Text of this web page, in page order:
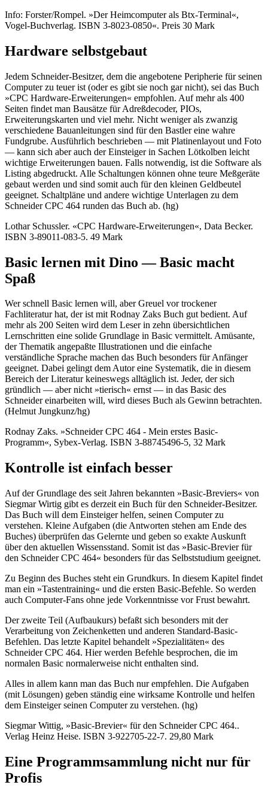
Info: Forster/Rompel. »Der Heimcomputer als Btx-Terminal«,
Vogel-Buchverlag. ISBN 3-8023-0850«. Preis 30 Mark
Hardware selbstgebaut
Jedem Schneider-Besitzer, dem die angebotene Peripherie für seinen
Computer zu teuer ist (oder es gibt sie noch gar nicht), sei das Buch
»CPC Hardware-Erweiterungen« empfohlen. Auf mehr als 400
Seiten findet man Bausätze für Adreßdecoder, PIOs,
Erweiterungskarten und viel mehr. Nicht weniger als zwanzig
verschiedene Bauanleitungen sind für den Bastler eine wahre
Fundgrube. Ausführlich beschrieben — mit Platinenlayout und Foto
— kann sich aber auch der Einsteiger in Sachen Lötkolben leicht
wichtige Erweiterungen bauen. Falls notwendig, ist die Software als
Listing abgedruckt. Alle Schaltungen können ohne teure Meßgeräte
gebaut werden und sind somit auch für den kleinen Geldbeutel
geeignet. Schaltpläne und andere wichtige Unterlagen zu dem
Schneider CPC 464 runden das Buch ab. (hg)
Lothar Schussler. «CPC Hardware-Erweiterungen«, Data Becker.
ISBN 3-89011-083-5. 49 Mark
Basic lernen mit Dino — Basic macht
Spaß
Wer schnell Basic lernen will, aber Greuel vor trockener
Fachliteratur hat, der ist mit Rodnay Zaks Buch gut bedient. Auf
mehr als 200 Seiten wird dem Leser in zehn übersichtlichen
Lernschritten eine solide Grundlage in Basic vermittelt. Amüsante,
der Thematik angepaßte Illustrationen und die einfache
verständliche Sprache machen das Buch besonders für Anfänger
geeignet. Dabei gelingt dem Autor eine Systematik, die in diesem
Bereich der Literatur keineswegs alltäglich ist. Jeder, der sich
gründlich — aber nicht »tierisch« ernst — in das Basic des
Schneider einarbeiten will, wird dieses Buch als Gewinn betrachten.
(Helmut Jungkunz/hg)
Rodnay Zaks. »Schneider CPC 464 - Mein erstes Basic-
Programm«, Sybex-Verlag. ISBN 3-88745496-5, 32 Mark
Kontrolle ist einfach besser
Auf der Grundlage des seit Jahren bekannten »Basic-Breviers« von
Siegmar Wirtig gibt es derzeit ein Buch für den Schneider-Besitzer.
Das Buch will dem Einsteiger helfen, seinen Computer zu
verstehen. Kleine Aufgaben (die Antworten stehen am Ende des
Buches) überprüfen das Gelernte und geben so exakte Auskunft
über den aktuellen Wissensstand. Somit ist das »Basic-Brevier für
den Schneider CPC 464« besonders für das Selbststudium geeignet.
Zu Beginn des Buches steht ein Grundkurs. In diesem Kapitel findet
man ein »Tastentraining« und die ersten Basic-Befehle. So werden
auch Computer-Fans ohne jede Vorkenntnisse vor Frust bewahrt.
Der zweite Teil (Aufbaukurs) befaßt sich besonders mit der
Verarbeitung von Zeichenketten und anderen Standard-Basic-
Befehlen. Das letzte Kapitel behandelt »Spezialitäten« des
Schneider CPC 464. Hier werden Befehle besprochen, die im
normalen Basic normalerweise nicht enthalten sind.
Alles in allem kann man das Buch nur empfehlen. Die Aufgaben
(mit Lösungen) geben ständig eine wirksame Kontrolle und helfen
dem Einsteiger seinen Computer zu verstehen. (hg)
Siegmar Wittig, »Basic-Brevier« für den Schneider CPC 464..
Verlag Heinz Heise. ISBN 3-922705-22-7. 29,80 Mark
Eine Programmsammlung nicht nur für
Profis